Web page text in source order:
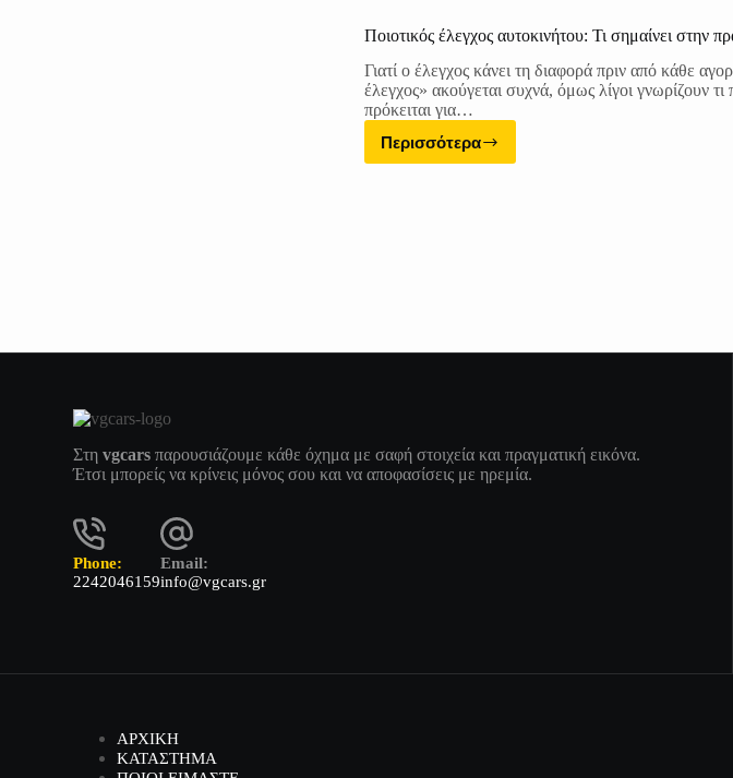
Ποιοτικός έλεγχος αυτοκινήτου: Τι σημαίνει στην
Γιατί ο έλεγχος κάνει τη διαφορά πριν από κάθε
έλεγχος» ακούγεται συχνά, όμως λίγοι γνωρίζουν τι
πρόκειται για…
Περισσότερα
Στηvgcarsπαρουσιάζουμε κάθε όχημα με σαφή στοιχεία και πραγματική εικόνα.
Έτσι μπορείς να κρίνεις μόνος σου και να αποφασίσεις με ηρεμία.
Phone:
2242046159
Email:
info@vgcars.gr
ΑΡΧΙΚΗ
ΚΑΤΑΣΤΗΜΑ